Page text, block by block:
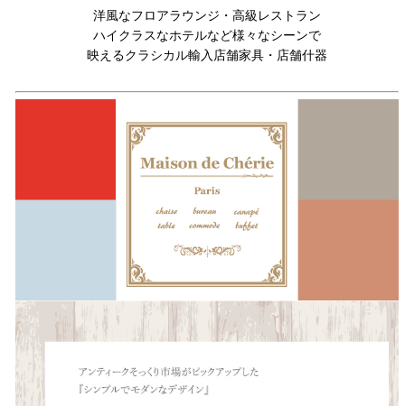
洋風なフロアラウンジ・高級レストラン
ハイクラスなホテルなど様々なシーンで
映えるクラシカル輸入店舗家具・店舗什器